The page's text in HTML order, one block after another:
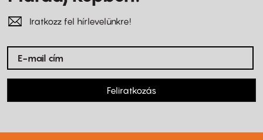
Iratkozz fel hírlevelünkre!
Feliratkozás